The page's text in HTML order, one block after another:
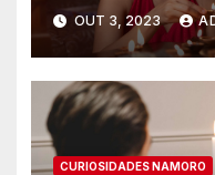
OUT 3, 2023
CURIOSIDADES NAMORO